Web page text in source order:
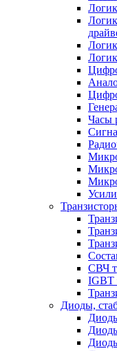
Часы
СВЧ
IGBT
Диоды,